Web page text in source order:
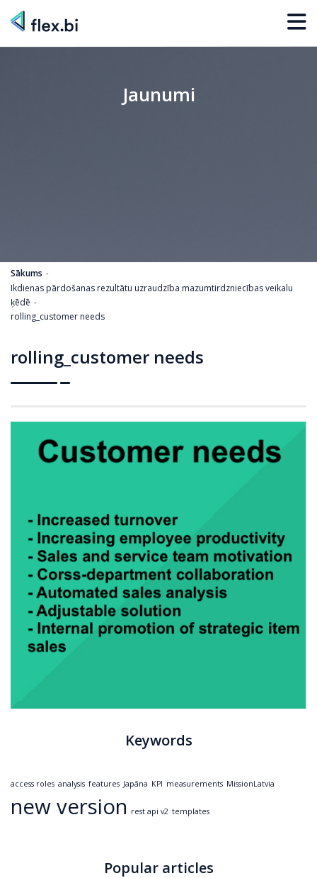
Jaunumi
Sākums
Ikdienas pārdošanas rezultātu uzraudzība mazumtirdzniecības veikalu
ķēdē
rolling_customer needs
rolling_customer needs
Keywords
access roles analysis features Japāna KPI measurements MissionLatvia
new version rest api v2 templates
Popular articles